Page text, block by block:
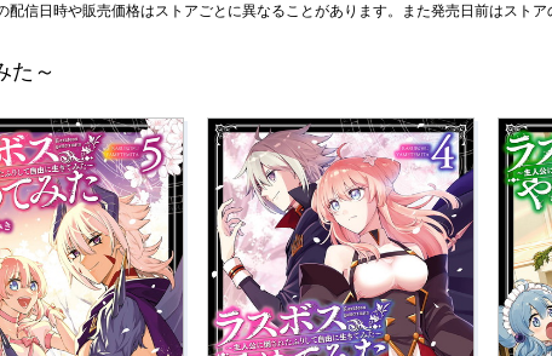
信日時や販売価格はストアごとに異なることがあります。また発売日前はストア
た～